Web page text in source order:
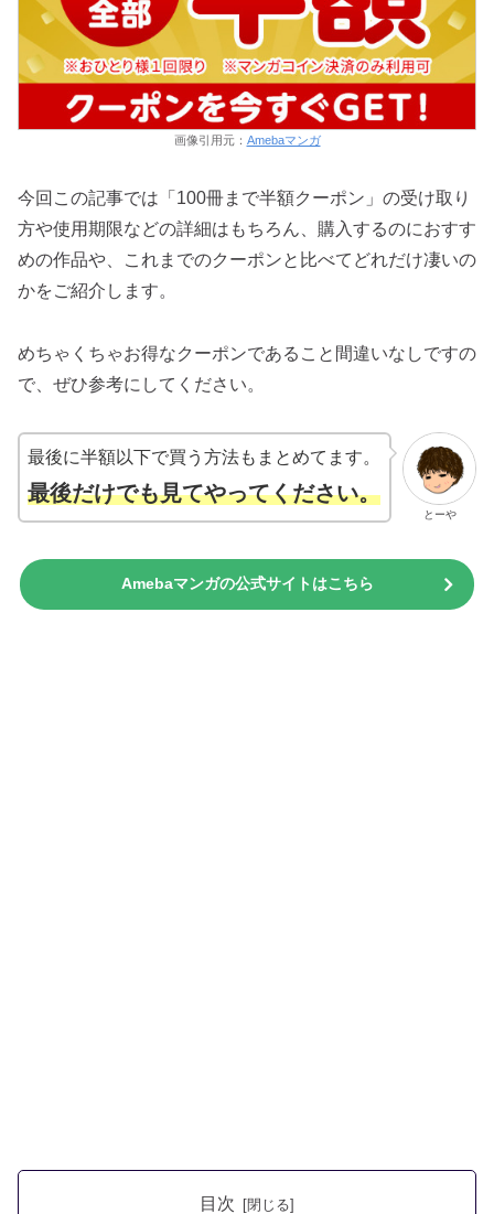
画像引用元： Amebaマンガ
今回この記事では「100冊まで半額クーポン」の受け取り
方や使用期限などの詳細はもちろん、購入するのにおすす
めの作品や、これまでのクーポンと比べてどれだけ凄いの
かをご紹介します。
めちゃくちゃお得なクーポンであること間違いなしですの
で、ぜひ参考にしてください。
とーや
最後に半額以下で買う方法もまとめてます。
最後だけでも見てやってください。
Amebaマンガの公式サイトはこちら
目次